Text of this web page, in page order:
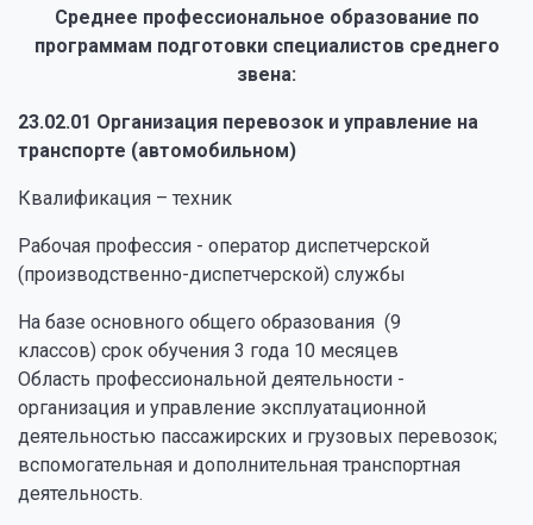
Среднее профессиональное образование по
программам подготовки специалистов среднего
звена:
23.02.01 Организация перевозок и управление на
транспорте (автомобильном)
Квалификация – техник
Рабочая профессия - оператор диспетчерской
(производственно-диспетчерской) службы
На базе основного общего образования (9
классов) срок обучения 3 года 10 месяцев
Область профессиональной деятельности -
организация и управление эксплуатационной
деятельностью пассажирских и грузовых перевозок;
вспомогательная и дополнительная транспортная
деятельность.